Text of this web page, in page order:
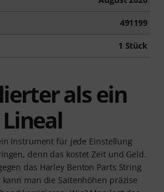
491199
1 Stück
als ein
Lineal
Instrument für jede Einstellung
denn das kostet Zeit und Geld.
das Harley Benton Parts String
man die Saitenhöhen präzise